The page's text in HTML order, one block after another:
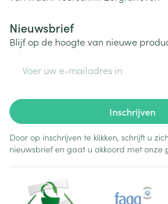
Nieuwsbrief
Blijf op de hoogte van nieuwe
Inschrijven
Door op inschrijven te klikken, schrijft u
nieuwsbrief en gaat u akkoord met onze